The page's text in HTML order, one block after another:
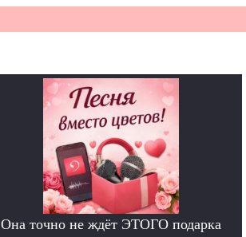
Она точно не ждёт ЭТОГО подарка